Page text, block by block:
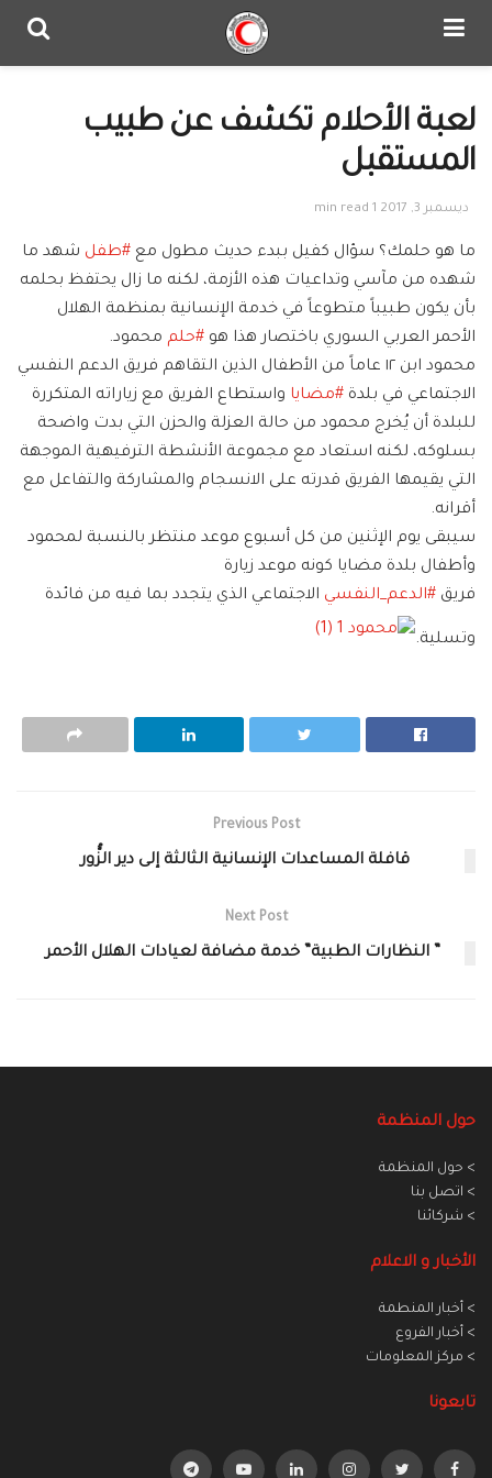
لعبة الأحلام تكشف عن طبيب
المستقبل
ديسمبر 3, 2017 1 min read
ما هو حلمك؟ سؤال كفيل ببدء حديث مطول مع #طفل شهد ما
شهده من مآسي وتداعيات هذه الأزمة، لكنه ما زال يحتفظ بحلمه
بأن يكون طبيباً متطوعاً في خدمة الإنسانية بمنظمة الهلال
الأحمر العربي السوري باختصار هذا هو #حلم محمود.
محمود ابن ١٢ عاماً من الأطفال الذين التقاهم فريق الدعم النفسي
الاجتماعي في بلدة #مضايا واستطاع الفريق مع زياراته المتكررة
للبلدة أن يُخرج محمود من حالة العزلة والحزن التي بدت واضحة
بسلوكه، لكنه استعاد مع مجموعة الأنشطة الترفيهية الموجهة
التي يقيمها الفريق قدرته على الانسجام والمشاركة والتفاعل مع
أقرانه.
سيبقى يوم الإثنين من كل أسبوع موعد منتظر بالنسبة لمحمود
وأطفال بلدة مضايا كونه موعد زيارة
فريق #الدعم_النفسي الاجتماعي الذي يتجدد بما فيه من فائدة
وتسلية.
Previous Post
قافلة المساعدات الإنسانية الثالثة إلى دير الزُّور
Next Post
” النظارات الطبية” خدمة مضافة لعيادات الهلال الأحمر
حول المنظمة
> حول المنظمة
> اتصل بنا
> شركائنا
الأخبار و الاعلام
> أخبار المنطمة
> أخبار الفروع
> مركز المعلومات
تابعونا